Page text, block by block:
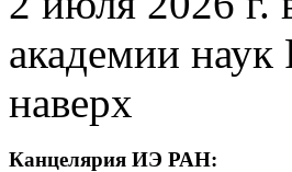
академии
наверх
Канцелярия ИЭ РАН: